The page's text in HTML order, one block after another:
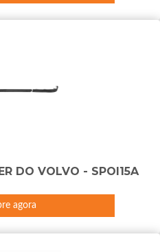
DO VOLVO - SPOI15A
agora